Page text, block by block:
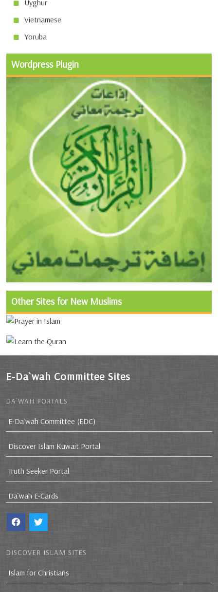
Uyghur
Vietnamese
Yoruba
Wordpress Plugin
Other Sites for New Muslims
E-Da`wah Committee Sites
DA`WAH PORTALS
E-Da`wah Committee (EDC)
Discover Islam Kuwait Portal
Truth Seeker Portal
Da`wah E-Cards
DISCOVER ISLAM SITES
Islam for Christians